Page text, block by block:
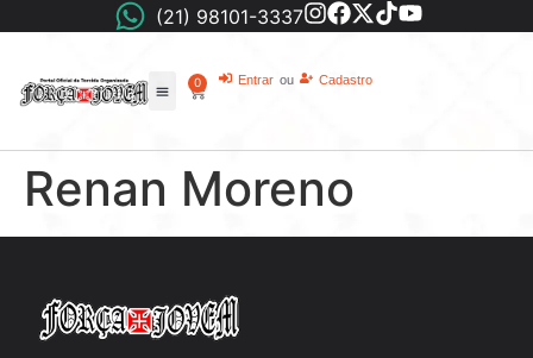
(21) 98101-3337
0 Entrar ou Cadastro
Renan Moreno